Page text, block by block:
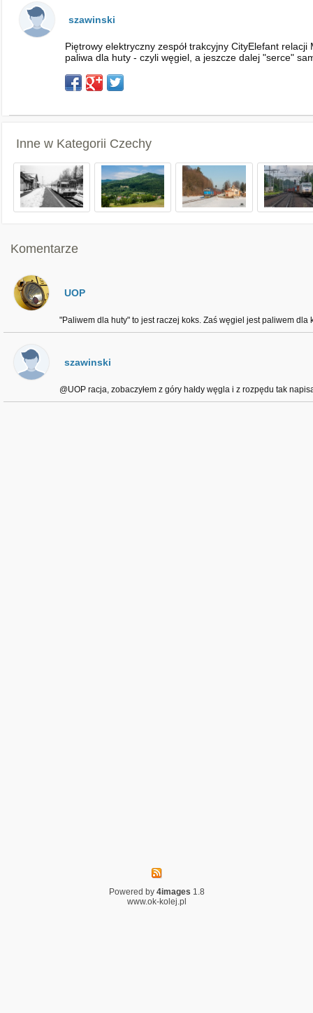
szawinski
Piętrowy elektryczny zespół trakcyjny CityElefant
paliwa dla huty - czyli węgiel, a jeszcze dalej "serce"
Inne w Kategorii Czechy
Komentarze
UOP
"Paliwem dla huty" to jest raczej koks. Zaś węgiel jest paliwem dla
szawinski
@UOP racja, zobaczyłem z góry hałdy węgla i z rozpędu tak
Powered by 4images 1.8
www.ok-kolej.pl